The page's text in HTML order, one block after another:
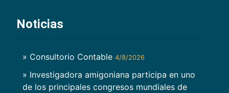
Noticias
» Consultorio Contable 4/8/2026
» Investigadora amigoniana participa en uno
de los principales congresos mundiales de